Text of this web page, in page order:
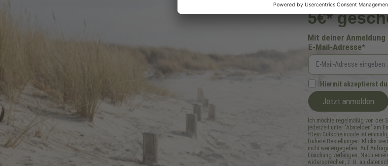
5€*
Mit deiner
E-Mail-Adresse*
Hiermit akzeptierst
Jetzt anmelden
Ich möchte regelmäßig von der
jederzeit unter "Abmelden" am
*Dein Gutscheincode ist
frühere Bestellungen. Klicks
nicht weitergegeben. Auf
Löschung verlangen. Nach
widersprechen, z. B. an